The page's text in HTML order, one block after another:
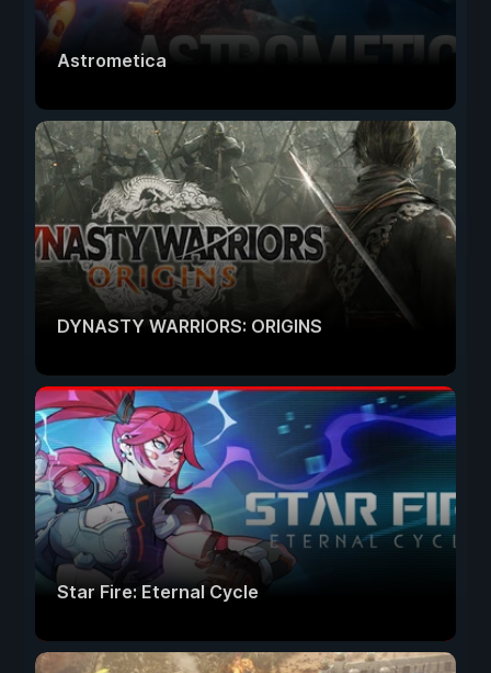
Astrometica
DYNASTY WARRIORS: ORIGINS
Star Fire: Eternal Cycle